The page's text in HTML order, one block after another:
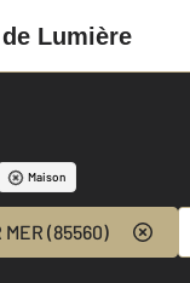
Lumière
Maison
MER (85560)